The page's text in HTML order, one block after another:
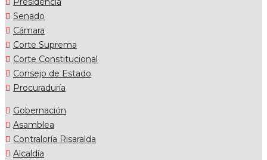
Senado
Cámara
Corte Suprema
Corte Constitucional
Consejo de Estado
Procuraduría
Gobernación
Asamblea
Contraloría Risaralda
Alcaldía